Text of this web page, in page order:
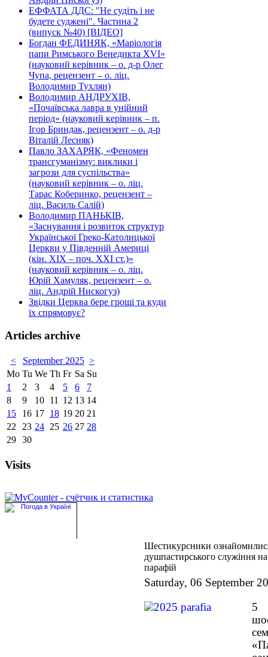
ЕФФАТА ДДС: "Не судіть і не
будете суджені". Частина 2
(випуск №40) [ВІДЕО]
Богдан ФЕДИНЯК, «Маріологія
папи Римського Венедикта XVI»
(науковий керівник – о. д-р Олег
Чупа, рецензент – о. ліц.
Володимир Тухлян)
Володимир АНДРУХІВ,
«Почаївська лавра в унійний
період» (науковий керівник – п.
Ігор Бриндак, рецензент – о. д-р
Віталій Лесняк)
Павло ЗАХАРЯК, «Феномен
трансгуманізму: виклики і
загрози для суспільства»
(науковий керівник – о. ліц.
Тарас Коберинко, рецензент –
ліц. Василь Салій)
Володимир ПАНЬКІВ,
«Заснування і розвиток структур
Української Греко-Католицької
Церкви у Південній Америці
(кін. ХІХ – поч. ХХІ ст.)»
(науковий керівник – о. ліц.
Юрій Хамуляк, рецензент – о.
ліц. Андрій Нискогуз)
Звідки Церква бере гроші та куди
їх спрямовує?
Articles archive
< September 2025 >
Mo Tu We Th Fr Sa Su
1
2 3 4 5 6
7
8
9 10 11 12 13 14
15
16 17 18 19 20 21
22
23 24 25 26 27 28
29 30
Visits
Шестикурсники
душпастирського служіння
парафій
Saturday, 06 September
5